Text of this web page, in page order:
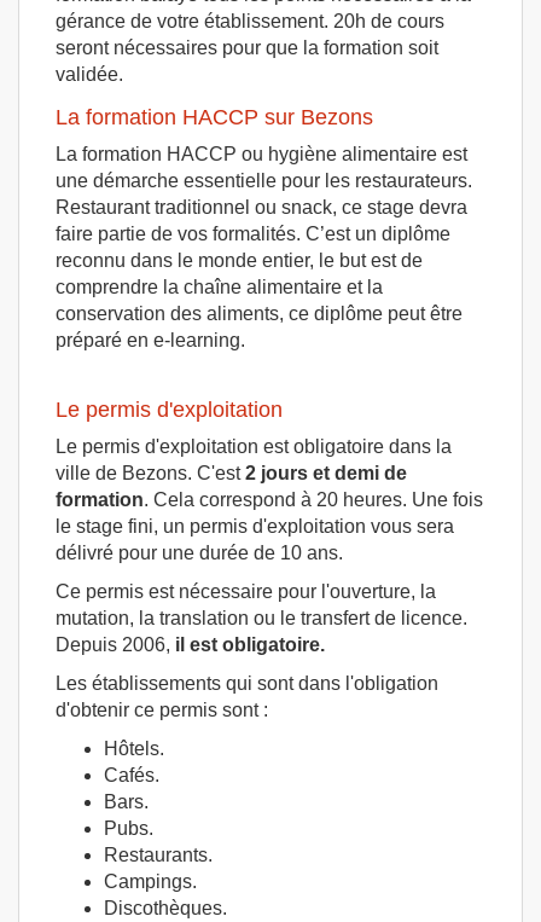
gérance de votre établissement. 20h de cours
seront nécessaires pour que la formation soit
validée.
La formation HACCP sur Bezons
La formation HACCP ou hygiène alimentaire est
une démarche essentielle pour les restaurateurs.
Restaurant traditionnel ou snack, ce stage devra
faire partie de vos formalités. C’est un diplôme
reconnu dans le monde entier, le but est de
comprendre la chaîne alimentaire et la
conservation des aliments, ce diplôme peut être
préparé en e-learning.
Le permis d'exploitation
Le permis d'exploitation est obligatoire dans la
ville de Bezons. C'est2 jours et demi de
formation. Cela correspond à 20 heures. Une fois
le stage fini, un permis d'exploitation vous sera
délivré pour une durée de 10 ans.
Ce permis est nécessaire pour l'ouverture, la
mutation, la translation ou le transfert de licence.
Depuis 2006, il est obligatoire.
Les établissements qui sont dans l'obligation
d'obtenir ce permis sont :
Hôtels.
Cafés.
Bars.
Pubs.
Restaurants.
Campings.
Discothèques.